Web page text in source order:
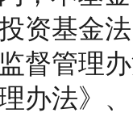
资基金
督管理
办法》